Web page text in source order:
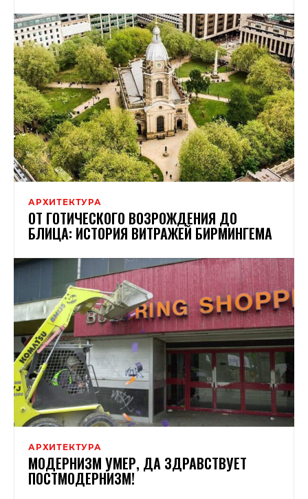
АРХИТЕКТУРА
ОТ ГОТИЧЕСКОГО ВОЗРОЖДЕНИЯ ДО
БЛИЦА: ИСТОРИЯ ВИТРАЖЕЙ БИРМИНГЕМА
АРХИТЕКТУРА
МОДЕРНИЗМ УМЕР, ДА ЗДРАВСТВУЕТ
ПОСТМОДЕРНИЗМ!